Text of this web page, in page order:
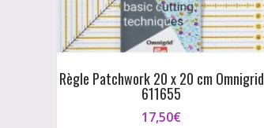
Règle Patchwork 20 x 20 cm Omnigrid
611655
17,50€